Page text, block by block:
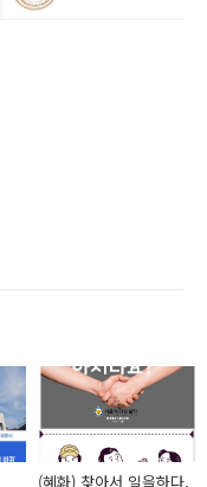
(혜화) 찾아서 일을하다,